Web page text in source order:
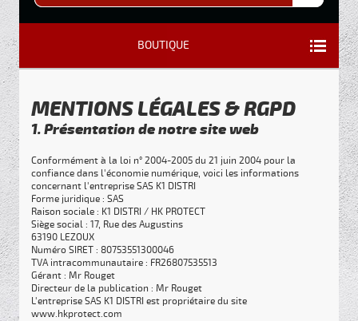
BOUTIQUE
MENTIONS LÉGALES & RGPD
1. Présentation de notre site web
Conformément à la loi n° 2004-2005 du 21 juin 2004 pour la
confiance dans l'économie numérique, voici les informations
concernant l'entreprise SAS K1 DISTRI
Forme juridique : SAS
Raison sociale : K1 DISTRI / HK PROTECT
Siège social : 17, Rue des Augustins
63190 LEZOUX
Numéro SIRET : 80753551300046
TVA intracommunautaire : FR26807535513
Gérant : Mr Rouget
Directeur de la publication : Mr Rouget
L'entreprise SAS K1 DISTRI est propriétaire du site
www.hkprotect.com